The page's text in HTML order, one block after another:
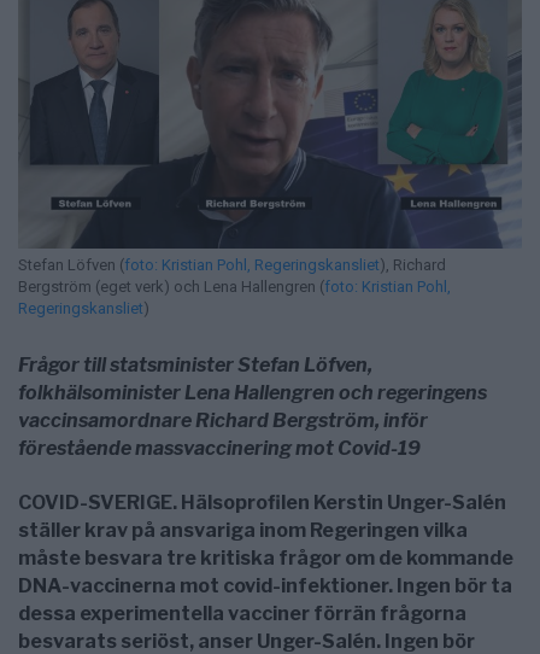
Stefan Löfven (foto: Kristian Pohl, Regeringskansliet), Richard
Bergström (eget verk) och Lena Hallengren (foto: Kristian Pohl,
Regeringskansliet)
Frågor till statsminister Stefan Löfven,
folkhälsominister Lena Hallengren och regeringens
vaccinsamordnare Richard Bergström, inför
förestående massvaccinering mot Covid-19
COVID-SVERIGE. Hälsoprofilen Kerstin Unger-Salén
ställer krav på ansvariga inom Regeringen vilka
måste besvara tre kritiska frågor om de kommande
DNA-vaccinerna mot covid-infektioner. Ingen bör ta
dessa experimentella vacciner förrän frågorna
besvarats seriöst, anser Unger-Salén. Ingen bör